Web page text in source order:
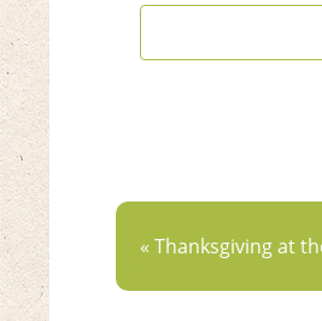
« Thanksgiving at